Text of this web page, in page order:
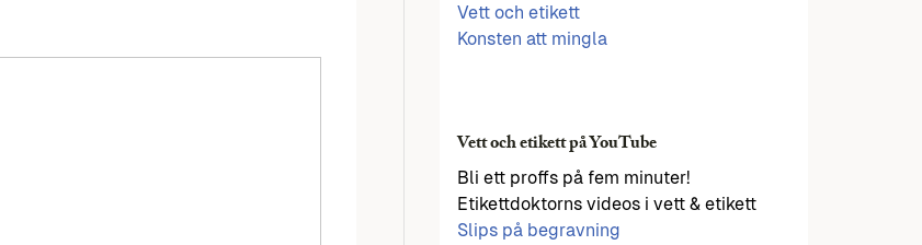
Vett och etikett
Konsten att mingla
Vett och etikett på YouTube
Bli ett proffs på fem minuter!
Etikettdoktorns videos i vett & etikett
Slips på begravning